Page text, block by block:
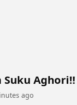
Suku Aghori‼️
ago